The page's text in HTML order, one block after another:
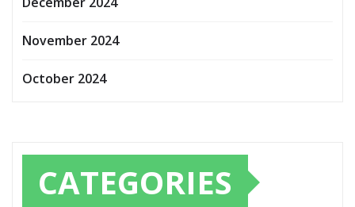
November 2024
October 2024
CATEGORIES